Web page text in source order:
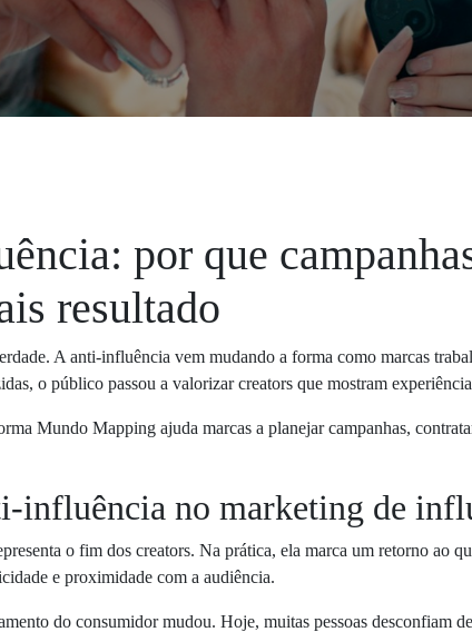
por que
resultado
A anti-influência vem mudando a forma como marcas
o público passou a valorizar creators que mostram
Mundo Mapping ajuda marcas a planejar campanhas,
influência no marketing de
o fim dos creators. Na prática, ela marca um retorno ao
e proximidade com a audiência.
do consumidor mudou. Hoje, muitas pessoas desconfiam